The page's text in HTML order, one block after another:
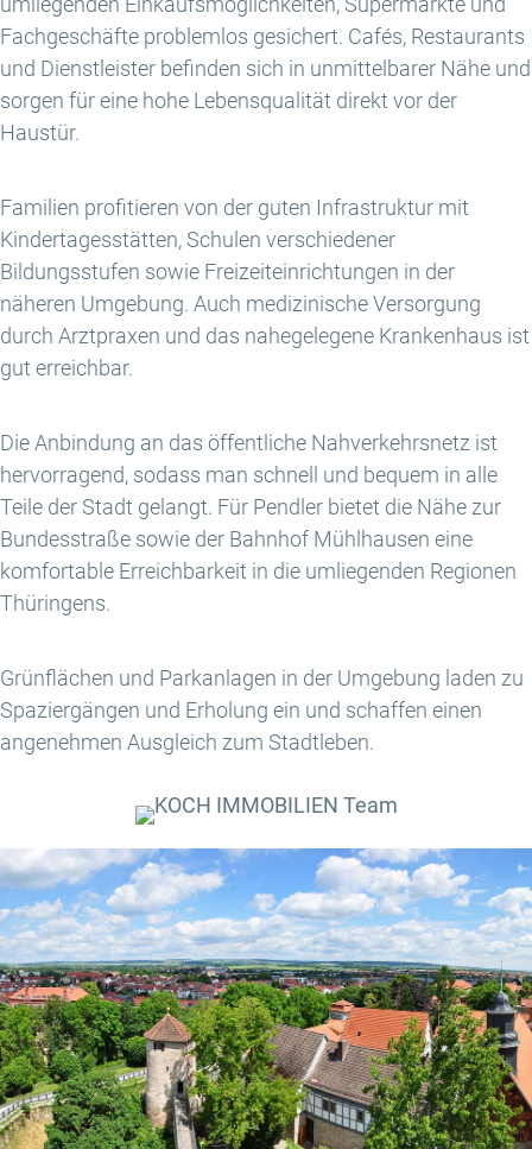
Fachgeschäfte problemlos gesichert. Cafés, Restaurants
und Dienstleister befinden sich in unmittelbarer Nähe und
sorgen für eine hohe Lebensqualität direkt vor der
Haustür.
Familien profitieren von der guten Infrastruktur mit
Kindertagesstätten, Schulen verschiedener
Bildungsstufen sowie Freizeiteinrichtungen in der
näheren Umgebung. Auch medizinische Versorgung
durch Arztpraxen und das nahegelegene Krankenhaus ist
gut erreichbar.
Die Anbindung an das öffentliche Nahverkehrsnetz ist
hervorragend, sodass man schnell und bequem in alle
Teile der Stadt gelangt. Für Pendler bietet die Nähe zur
Bundesstraße sowie der Bahnhof Mühlhausen eine
komfortable Erreichbarkeit in die umliegenden Regionen
Thüringens.
Grünflächen und Parkanlagen in der Umgebung laden zu
Spaziergängen und Erholung ein und schaffen einen
angenehmen Ausgleich zum Stadtleben.